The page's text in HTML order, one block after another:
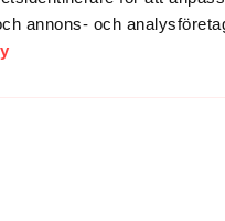
annons- och